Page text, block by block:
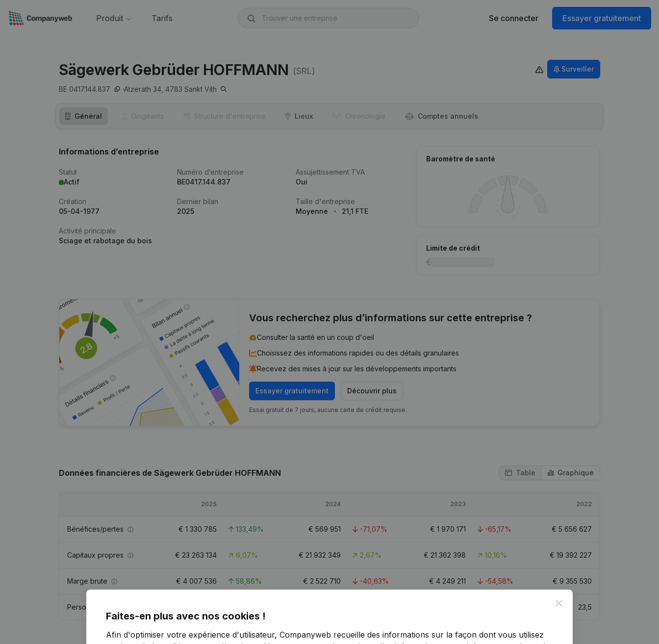
Produit Tarifs Se connecter Essayer gratuitement
Sägewerk Gebrüder HOFFMANN (SRL)
BE 0417.144.837 Atzerath 34, 4783 Sankt Vith
Surveiller
Général Dirigeants Structure d'entreprise Lieux Chronologie Comptes annuels
Informations d’entreprise
Statut
Actif
Numéro d’entreprise
BE0417.144.837
Assujettissement TVA
Oui
Création
05-04-1977
Dernier bilan
2025
Taille d'entreprise
Moyenne
21,1 FTE
Activité principale
Sciage et rabotage du bois
Baromètre de santé
Limite de crédit
Vous recherchez plus d’informations sur cette entreprise ?
Consulter la santé en un coup d'oeil
Choisissez des informations rapides ou des détails granulaires
Recevez des mises à jour sur les développements importants
Essayer gratuitement Découvrir plus
Essai gratuit de 7 jours, aucune carte de crédit requise.
Données financières de Sägewerk Gebrüder HOFFMANN Table Graphique
2025 2024 2023 2022
Bénéfices/pertes € 1 330 785 133,49% € 569 951 -71,07% € 1 970 171 -65,17% € 5 656 627
Capitaux propres € 23 263 134 6,07% € 21 932 349 2,67% € 21 362 398 10,16% € 19 392 227
Marge brute € 4 007 536 58,86% € 2 522 710 -40,63% € 4 249 211 -54,58% € 9 355 530
Personnel 23,5
Close
Faites-en plus avec nos cookies !
Afin d'optimiser votre expérience d'utilisateur, Companyweb recueille des informations sur la façon dont vous utilisez